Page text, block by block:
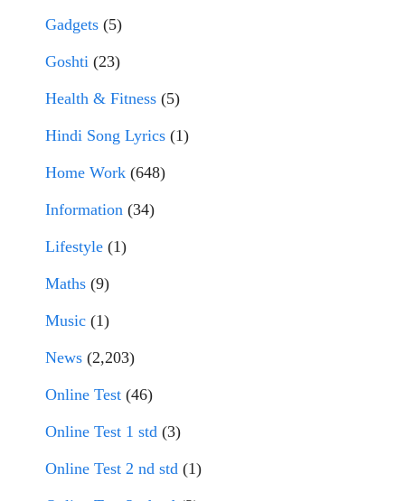
Gadgets (5)
Goshti (23)
Health & Fitness (5)
Hindi Song Lyrics (1)
Home Work (648)
Information (34)
Lifestyle (1)
Maths (9)
Music (1)
News (2,203)
Online Test (46)
Online Test 1 std (3)
Online Test 2 nd std (1)